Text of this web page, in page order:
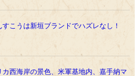
すこうは新垣ブランドでハズレなし！
カ西海岸の景色、米軍基地内、嘉手納マ